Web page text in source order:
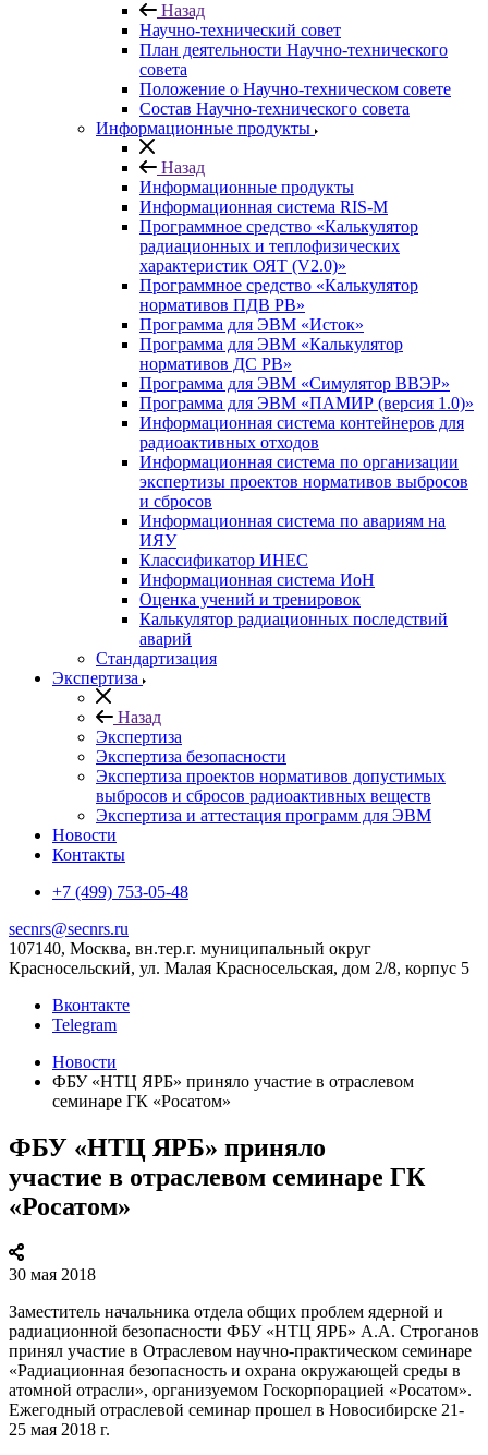
Назад
Научно-технический совет
План деятельности Научно-технического
совета
Положение о Научно-техническом совете
Состав Научно-технического совета
Информационные продукты
Назад
Информационные продукты
Информационная система RIS-M
Программное средство «Калькулятор
радиационных и теплофизических
характеристик ОЯТ (V2.0)»
Программное средство «Калькулятор
нормативов ПДВ РВ»
Программа для ЭВМ «Исток»
Программа для ЭВМ «Калькулятор
нормативов ДС РВ»
Программа для ЭВМ «Симулятор ВВЭР»
Программа для ЭВМ «ПАМИР (версия 1.0)»
Информационная система контейнеров для
радиоактивных отходов
Информационная система по организации
экспертизы проектов нормативов выбросов
и сбросов
Информационная система по авариям на
ИЯУ
Классификатор ИНЕС
Информационная система ИоН
Оценка учений и тренировок
Калькулятор радиационных последствий
аварий
Стандартизация
Экспертиза
Назад
Экспертиза
Экспертиза безопасности
Экспертиза проектов нормативов допустимых
выбросов и сбросов радиоактивных веществ
Экспертиза и аттестация программ для ЭВМ
Новости
Контакты
+7 (499) 753-05-48
secnrs@secnrs.ru
107140, Москва, вн.тер.г. муниципальный округ
Красносельский, ул. Малая Красносельская, дом 2/8, корпус 5
Вконтакте
Telegram
Новости
ФБУ «НТЦ ЯРБ» приняло участие в отраслевом
семинаре ГК «Росатом»
ФБУ «НТЦ ЯРБ» приняло
участие в отраслевом семинаре ГК
«Росатом»
30 мая 2018
Заместитель начальника отдела общих проблем ядерной и
радиационной безопасности ФБУ «НТЦ ЯРБ» А.А. Строганов
принял участие в Отраслевом научно-практическом семинаре
«Радиационная безопасность и охрана окружающей среды в
атомной отрасли», организуемом Госкорпорацией «Росатом».
Ежегодный отраслевой семинар прошел в Новосибирске 21-
25 мая 2018 г.